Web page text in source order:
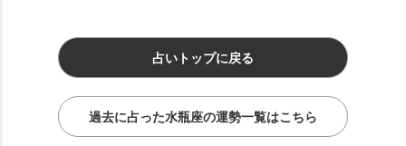
占いトップに戻る
過去に占った水瓶座の運勢一覧はこちら